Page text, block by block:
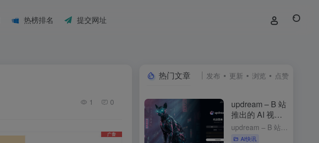
热榜排名 提交网址
1 0
热门文章 发布 更新 浏览 点赞
updream – B 站
推出的 AI 视频
创作助手
updream – B 站推出的 AI 视频创作助手 1周前发布 updream是什么 updream是B站官方推出的专业级AI视频创作助手，专为资深UP主打造。核心功能包括AI智能Agent、个性化...
AI快讯